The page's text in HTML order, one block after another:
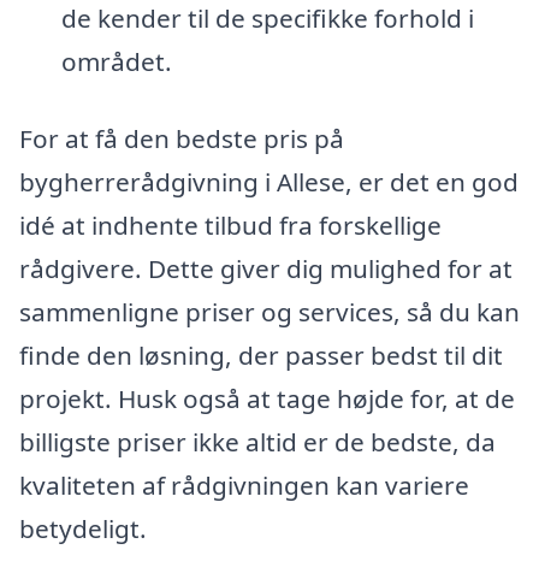
de kender til de specifikke forhold i
området.
For at få den bedste pris på
bygherrerådgivning i Allese, er det en god
idé at indhente tilbud fra forskellige
rådgivere. Dette giver dig mulighed for at
sammenligne priser og services, så du kan
finde den løsning, der passer bedst til dit
projekt. Husk også at tage højde for, at de
billigste priser ikke altid er de bedste, da
kvaliteten af rådgivningen kan variere
betydeligt.